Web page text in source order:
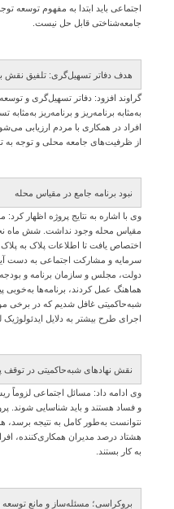
اجتماعی باید ابتدا به مفهوم توسعه
جامعه‌شناختی قابل حل نیست.
هدف دفاتر تسهیل‌گری: تلفیق نقش
گراوند افزود: دفاتر تسهیل‌گری و
به‌مثابه برنامه‌ریز و برنامه‌ریز
افراد در همکاری با مردم ارزیابی
از ظرفیت‌های جامعه محلی و توجه به
نبود برنامه جامع در مقیاس محله
وی با اشاره به نتایج پروژه اظهار
مقیاس محله وجود نداشت. شش ماه
اختصاص یافت تا اطلاعات پلاک به
سرمایه و مشارکت اجتماعی به دست
دولت، مجلس و سازمان برنامه و
هماهنگ عمل کردند، برنامه‌ها
شبه‌حاکمیتی غافل شدیم که در برخی
اجرای طرح بیشتر به دلایل ایدئولوژیک
نقش نهادهای شبه‌حاکمیتی در توقف
وی ادامه داد: مسائل اجتماعی لزوماً
و فساد هستند و باید شناسایی شوند.
نتوانست به‌طور کامل به نتیجه
هشتاد درصد مدیران همکاری‌کننده،
به کار بستند.
بروکراسی؛ مسئله‌ساز و مانع